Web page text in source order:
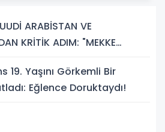
ARABİSTAN VE
KRİTİK ADIM: "MEKKE
19. Yaşını Görkemli Bir
Eğlence Doruktaydı!